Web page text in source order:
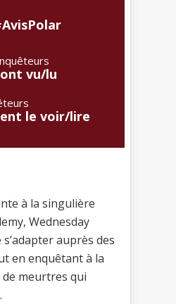
vu/lu
le voir/lire
à la singulière
Wednesday
auprès des
en enquêtant à la
de meurtres qui